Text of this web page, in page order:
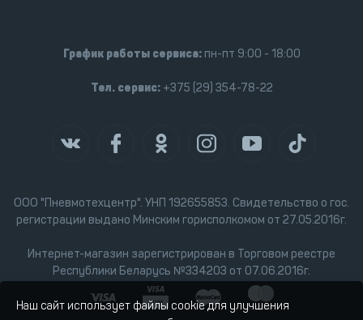
ООО "Пневмотехцентр". УНП 192655853. Свидетельство о гос.
регистрации выдано Минским горисполкомом от 27.05.2016г.
Интернет-магазин зарегистрирован в Торговом реестре
Республики Беларусь №334203 от 07.06.2016г.
График работы сервиса:пн-пт 9:00 - 18:00
Тел. сервис:+375 (29) 354-78-22
Наш сайт использует файлы cookie для улучшения